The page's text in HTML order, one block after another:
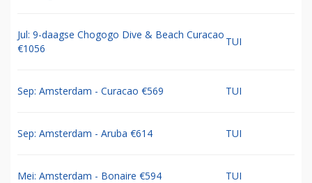
Jul: 9-daagse Chogogo Dive & Beach Curacao
€1056
TUI
Sep: Amsterdam - Curacao €569 TUI
Sep: Amsterdam - Aruba €614 TUI
Mei: Amsterdam - Bonaire €594 TUI